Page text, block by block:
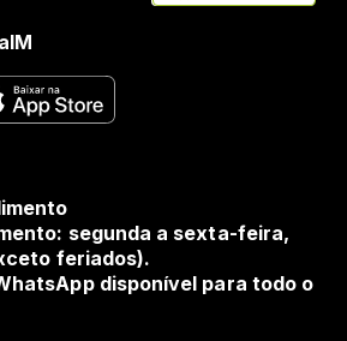
segunda a sexta-feira,
feriados).
disponível para todo o